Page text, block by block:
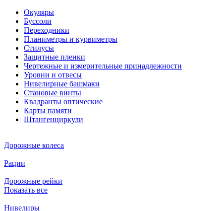
Окуляры
Буссоли
Переходники
Планиметры и курвиметры
Стилусы
Защитные пленки
Чертежные и измерительные принадлежности
Уровни и отвесы
Нивелирные башмаки
Становые винты
Квадранты оптические
Карты памяти
Штангенциркули
Дорожные колеса
Рации
Дорожные рейки
Показать все
Нивелиры